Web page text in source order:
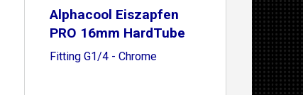
Alphacool Eiszapfen
PRO 16mm HardTube
Fitting G1/4 - Chrome